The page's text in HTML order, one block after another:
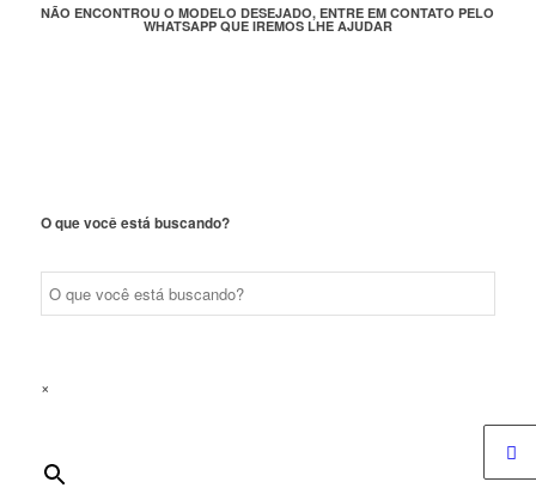
NÃO ENCONTROU O MODELO DESEJADO, ENTRE EM CONTATO PELO
WHATSAPP QUE IREMOS LHE AJUDAR
O que você está buscando?
×